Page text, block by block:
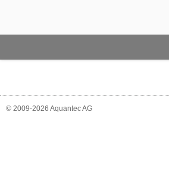
© 2009-2026 Aquantec AG